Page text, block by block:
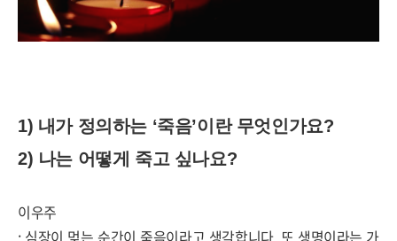
1) 내가 정의하는 ‘죽음’이란 무엇인가요?
2) 나는 어떻게 죽고 싶나요?
이우주
: 심장이 멎는 순간이 죽음이라고 생각합니다. 또 생명이라는 가